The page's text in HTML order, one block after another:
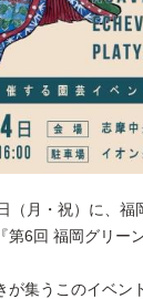
（月・祝）に、福
第6回 福岡グリー
が集うこのイベン